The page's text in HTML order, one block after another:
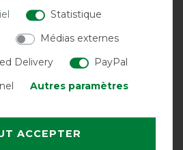
Statistique
Médias externes
Delivery
PayPal
Autres paramètres
ACCEPTER